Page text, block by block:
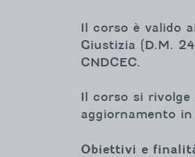
Il corso è valido
Giustizia (D.M.
CNDCEC.
Il corso si rivolge
aggiornamento
Obiettivi e